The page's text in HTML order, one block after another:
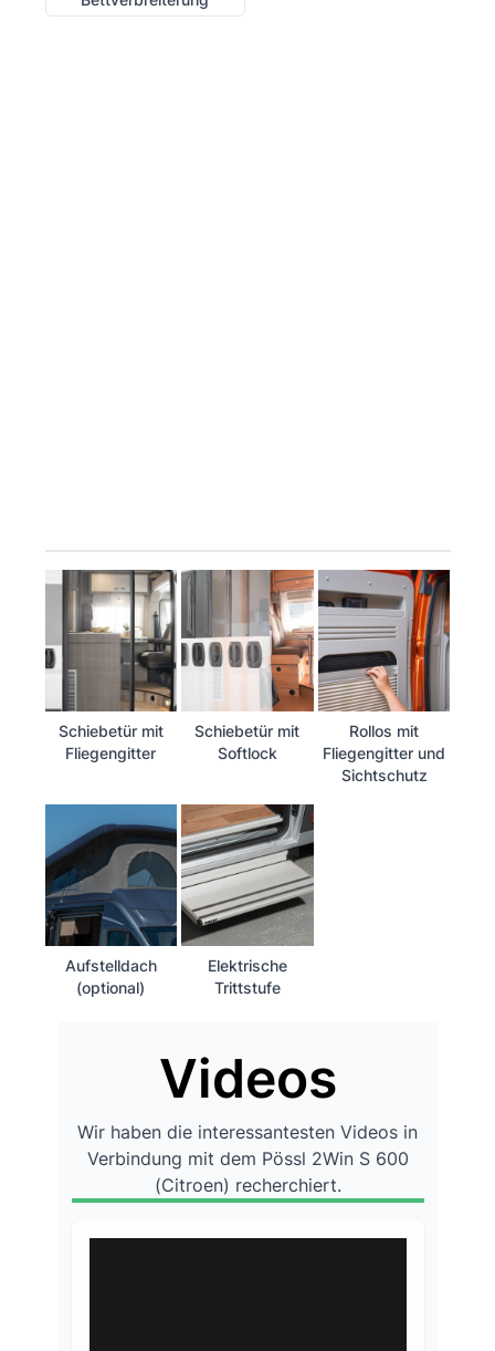
Schiebetür mit
Fliegengitter
Schiebetür mit
Softlock
Rollos mit
Fliegengitter und
Sichtschutz
Aufstelldach
(optional)
Elektrische
Trittstufe
Videos
Wir haben die interessantesten Videos in
Verbindung mit dem Pössl 2Win S 600
(Citroen) recherchiert.